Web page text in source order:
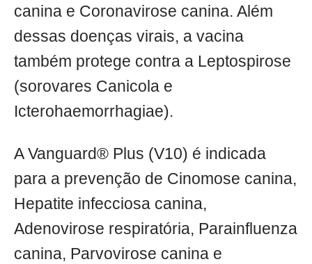
canina e Coronavirose canina. Além
dessas doenças virais, a vacina
também protege contra a Leptospirose
(sorovares Canicola e
Icterohaemorrhagiae).
A Vanguard® Plus (V10) é indicada
para a prevenção de Cinomose canina,
Hepatite infecciosa canina,
Adenovirose respiratória, Parainfluenza
canina, Parvovirose canina e